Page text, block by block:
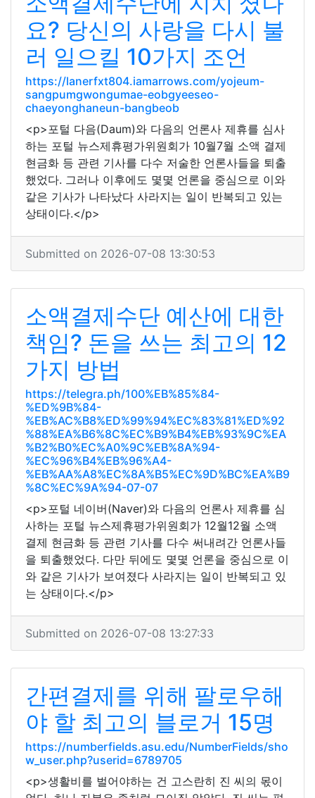
요? 당신의 사랑을 다시 불
러 일으킬 10가지 조언
https://lanerfxt804.iamarrows.com/yojeum-
sangpumgwongumae-eobgyeeseo-
chaeyonghaneun-bangbeob
<p>포털 다음(Daum)와 다음의 언론사 제휴를 심사
하는 포털 뉴스제휴평가위원회가 10월7월 소액 결제
현금화 등 관련 기사를 다수 저술한 언론사들을 퇴출
했었다. 그러나 이후에도 몇몇 언론을 중심으로 이와
같은 기사가 나타났다 사라지는 일이 반복되고 있는
상태이다.</p>
Submitted on 2026-07-08 13:30:53
소액결제수단 예산에 대한
책임? 돈을 쓰는 최고의 12
가지 방법
https://telegra.ph/100%EB%85%84-
%ED%9B%84-
%EB%AC%B8%ED%99%94%EC%83%81%ED%92
%88%EA%B6%8C%EC%B9%B4%EB%93%9C%EA
%B2%B0%EC%A0%9C%EB%8A%94-
%EC%96%B4%EB%96%A4-
%EB%AA%A8%EC%8A%B5%EC%9D%BC%EA%B9
%8C%EC%9A%94-07-07
<p>포털 네이버(Naver)와 다음의 언론사 제휴를 심
사하는 포털 뉴스제휴평가위원회가 12월12월 소액
결제 현금화 등 관련 기사를 다수 써내려간 언론사들
을 퇴출했었다. 다만 뒤에도 몇몇 언론을 중심으로 이
와 같은 기사가 보여졌다 사라지는 일이 반복되고 있
는 상태이다.</p>
Submitted on 2026-07-08 13:27:33
간편결제를 위해 팔로우해
야 할 최고의 블로거 15명
https://numberfields.asu.edu/NumberFields/sho
w_user.php?userid=6789705
<p>생활비를 벌어야하는 건 고스란히 진 씨의 몫이